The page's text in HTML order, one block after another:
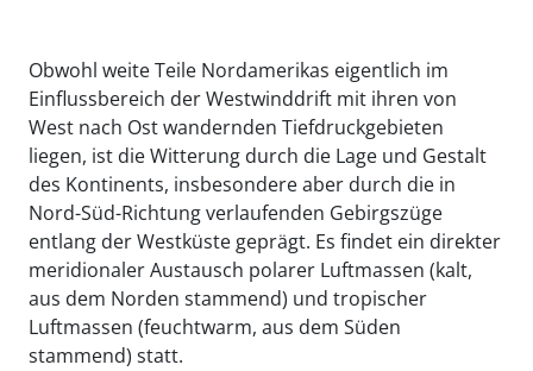
Obwohl weite Teile Nordamerikas eigentlich im
Einflussbereich der Westwinddrift mit ihren von
West nach Ost wandernden Tiefdruckgebieten
liegen, ist die Witterung durch die Lage und Gestalt
des Kontinents, insbesondere aber durch die in
Nord-Süd-Richtung verlaufenden Gebirgszüge
entlang der Westküste geprägt. Es findet ein direkter
meridionaler Austausch polarer Luftmassen (kalt,
aus dem Norden stammend) und tropischer
Luftmassen (feuchtwarm, aus dem Süden
stammend) statt.